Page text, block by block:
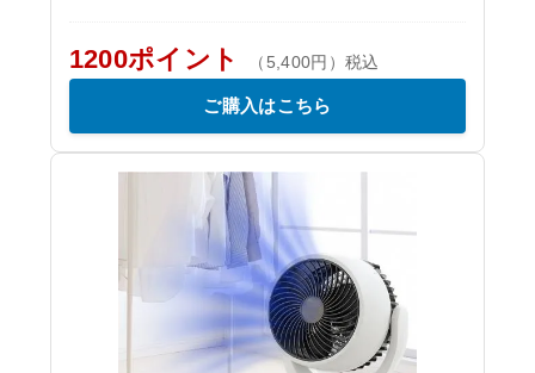
1200ポイント （5,400円）税込
ご購入はこちら